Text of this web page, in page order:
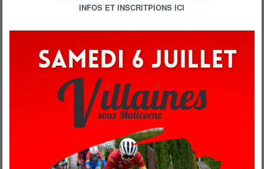
INFOS ET INSCRITPIONS ICI